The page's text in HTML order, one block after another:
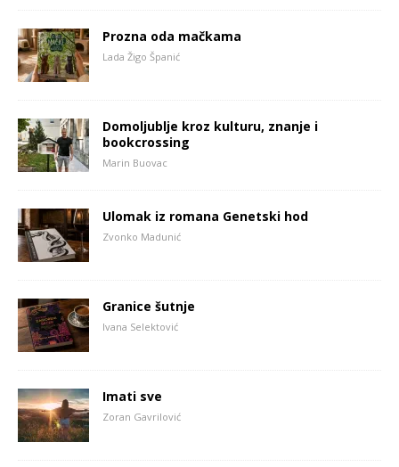
Prozna oda mačkama
Lada Žigo Španić
Domoljublje kroz kulturu, znanje i
bookcrossing
Marin Buovac
Ulomak iz romana Genetski hod
Zvonko Madunić
Granice šutnje
Ivana Selektović
Imati sve
Zoran Gavrilović